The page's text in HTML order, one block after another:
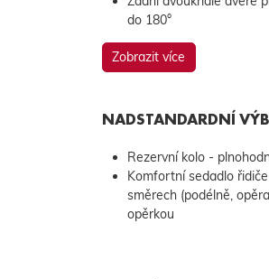
do 180°
Zobrazit více
NADSTANDARDNÍ
Rezervní kolo -
Komfortní sedadlo
směrech (podélně,
opěrkou